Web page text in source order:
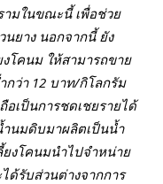
ามในขณะนี้ เพื่อช่วย
นยางนอกจากนี้ ยัง
งโคนม ให้สามารถขาย
กว่า 12 บาท/กิโลกรัม
ถือเป็นการชดเชยรายได้
ำนมดิบมาผลิตเป็นน้ำ
ยงโคนมนำไปจำหน่าย
ด้รับส่วนต่างจากการ